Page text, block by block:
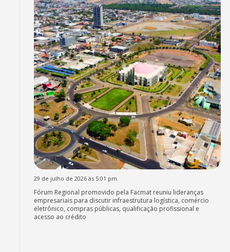
29 de julho de 2026 às 5:01 pm
Fórum Regional promovido pela Facmat reuniu lideranças
empresariais para discutir infraestrutura logística, comércio
eletrônico, compras públicas, qualificação profissional e
acesso ao crédito